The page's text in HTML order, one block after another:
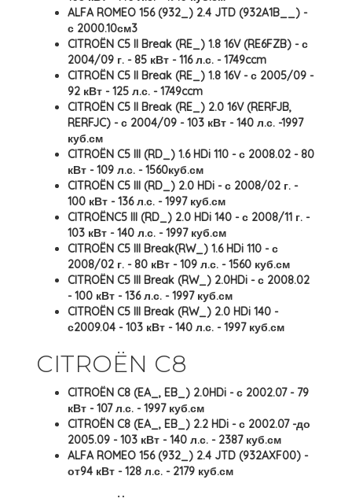
ALFA ROMEO 156 (932_) 2.4 JTD (932A1B__) -
с 2000.10см3
CITROËN C5 II Break (RE_) 1.8 16V (RE6FZB) - с
2004/09 г. - 85 кВт - 116 л.с. - 1749ccm
CITROËN C5 II Break (RE_) 1.8 16V - с 2005/09 -
92 кВт - 125 л.с. - 1749ccm
CITROËN C5 II Break (RE_) 2.0 16V (RERFJB,
RERFJC) - с 2004/09 - 103 кВт - 140 л.с. -1997
куб.см
CITROËN C5 III (RD_) 1.6 HDi 110 - с 2008.02 - 80
кВт - 109 л.с. - 1560куб.см
CITROËN C5 III (RD_) 2.0 HDi - с 2008/02 г. -
100 кВт - 136 л.с. - 1997 куб.см
CITROËNC5 III (RD_) 2.0 HDi 140 - с 2008/11 г. -
103 кВт - 140 л.с. - 1997 куб.см
CITROËN C5 III Break(RW_) 1.6 HDi 110 - с
2008/02 г. - 80 кВт - 109 л.с. - 1560 куб.см
CITROËN C5 III Break (RW_) 2.0HDi - с 2008.02
- 100 кВт - 136 л.с. - 1997 куб.см
CITROËN C5 III Break (RW_) 2.0 HDi 140 -
с2009.04 - 103 кВт - 140 л.с. - 1997 куб.см
CITROËN C8
CITROËN C8 (EA_, EB_) 2.0HDi - с 2002.07 - 79
кВт - 107 л.с. - 1997 куб.см
CITROËN C8 (EA_, EB_) 2.2 HDi - с 2002.07 -до
2005.09 - 103 кВт - 140 л.с. - 2387 куб.см
ALFA ROMEO 156 (932_) 2.4 JTD (932AXF00) -
от94 кВт - 128 л.с. - 2179 куб.см